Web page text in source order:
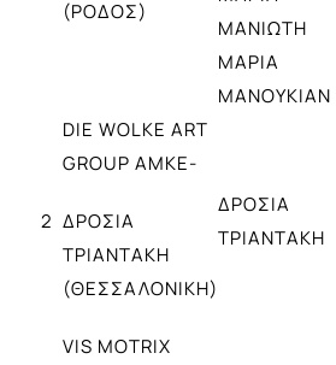
(ΡΟΔΟΣ)
ΜΑΝΙΩΤΗ
ΜΑΡΙΑ
ΜΑΝΟΥΚΙΑΝ
2
DIE WOLKE ART
GROUP ΑΜΚΕ-
ΔΡΟΣΙΑ
ΤΡΙΑΝΤΑΚΗ
(ΘΕΣΣΑΛΟΝΙΚΗ)
ΔΡΟΣΙΑ
ΤΡΙΑΝΤΑΚΗ
VIS MOTRIΧ